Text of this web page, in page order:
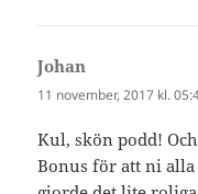
Johan
11 november, 2017 kl.
Kul, skön podd!
Bonus för att ni